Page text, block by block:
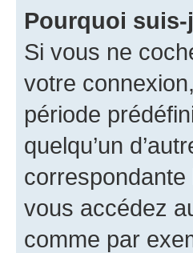
Pourquoi
Si vous ne
votre
période
quelqu’un
correspondante
vous accédez
comme par